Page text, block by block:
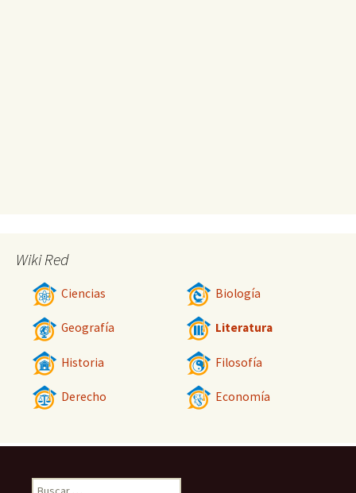
Wiki Red
Ciencias Biología
Geografía Literatura
Historia Filosofía
Derecho Economía
Buscar: